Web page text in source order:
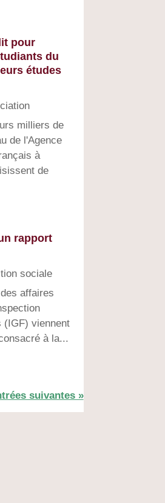
pour
du
études
milliers de
de l'Agence
à
de
rapport
sociale
affaires
(IGF) viennent
à la...
suivantes »